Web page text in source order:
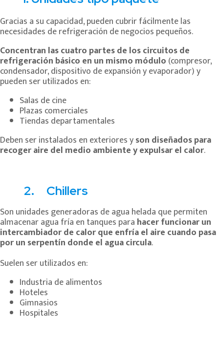
Gracias a su capacidad, pueden cubrir fácilmente las
necesidades de refrigeración de negocios pequeños.
Concentran las cuatro partes de los circuitos de
refrigeración básico en un mismo módulo (compresor,
condensador, dispositivo de expansión y evaporador) y
pueden ser utilizados en:
Salas de cine
Plazas comerciales
Tiendas departamentales
Deben ser instalados en exteriores yson diseñados para
recoger aire del medio ambiente y expulsar el calor.
2. Chillers
Son unidades generadoras de agua helada que permiten
almacenar agua fría en tanques para hacer funcionar un
intercambiador de calor que enfría el aire cuando pasa
por un serpentín donde el agua circula.
Suelen ser utilizados en:
Industria de alimentos
Hoteles
Gimnasios
Hospitales